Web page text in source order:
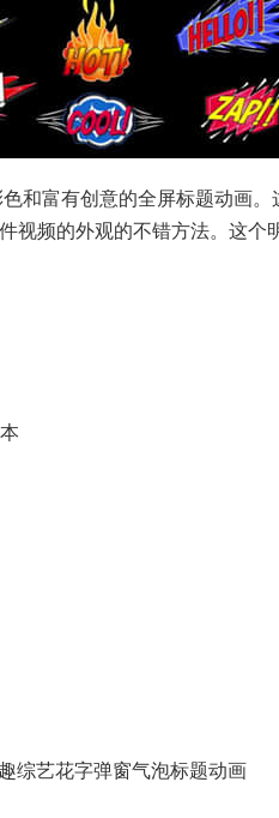
和富有创意的全屏标题动画。
视频的外观的不错方法。 这个
综艺花字弹窗气泡标题动画